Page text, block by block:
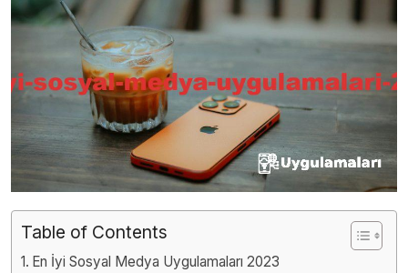
Table of Contents
En İyi Sosyal Medya Uygulamaları 2023